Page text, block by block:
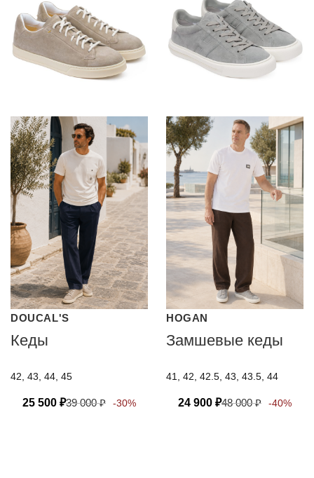
DOUCAL'S
Кеды
42, 43, 44, 45
25 500 ₽39 000₽ -30%
HOGAN
Замшевые кеды
41, 42, 42.5, 43, 43.5, 44
24 900 ₽48 000₽ -40%